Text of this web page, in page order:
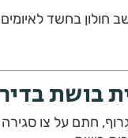
חולון בחשד
בושת
חתם על צו סגירה